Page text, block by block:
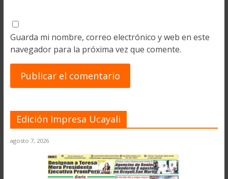
Guarda mi nombre, correo electrónico y web en este
navegador para la próxima vez que comente.
Edición Impresa Ucayali
agosto 7, 2026